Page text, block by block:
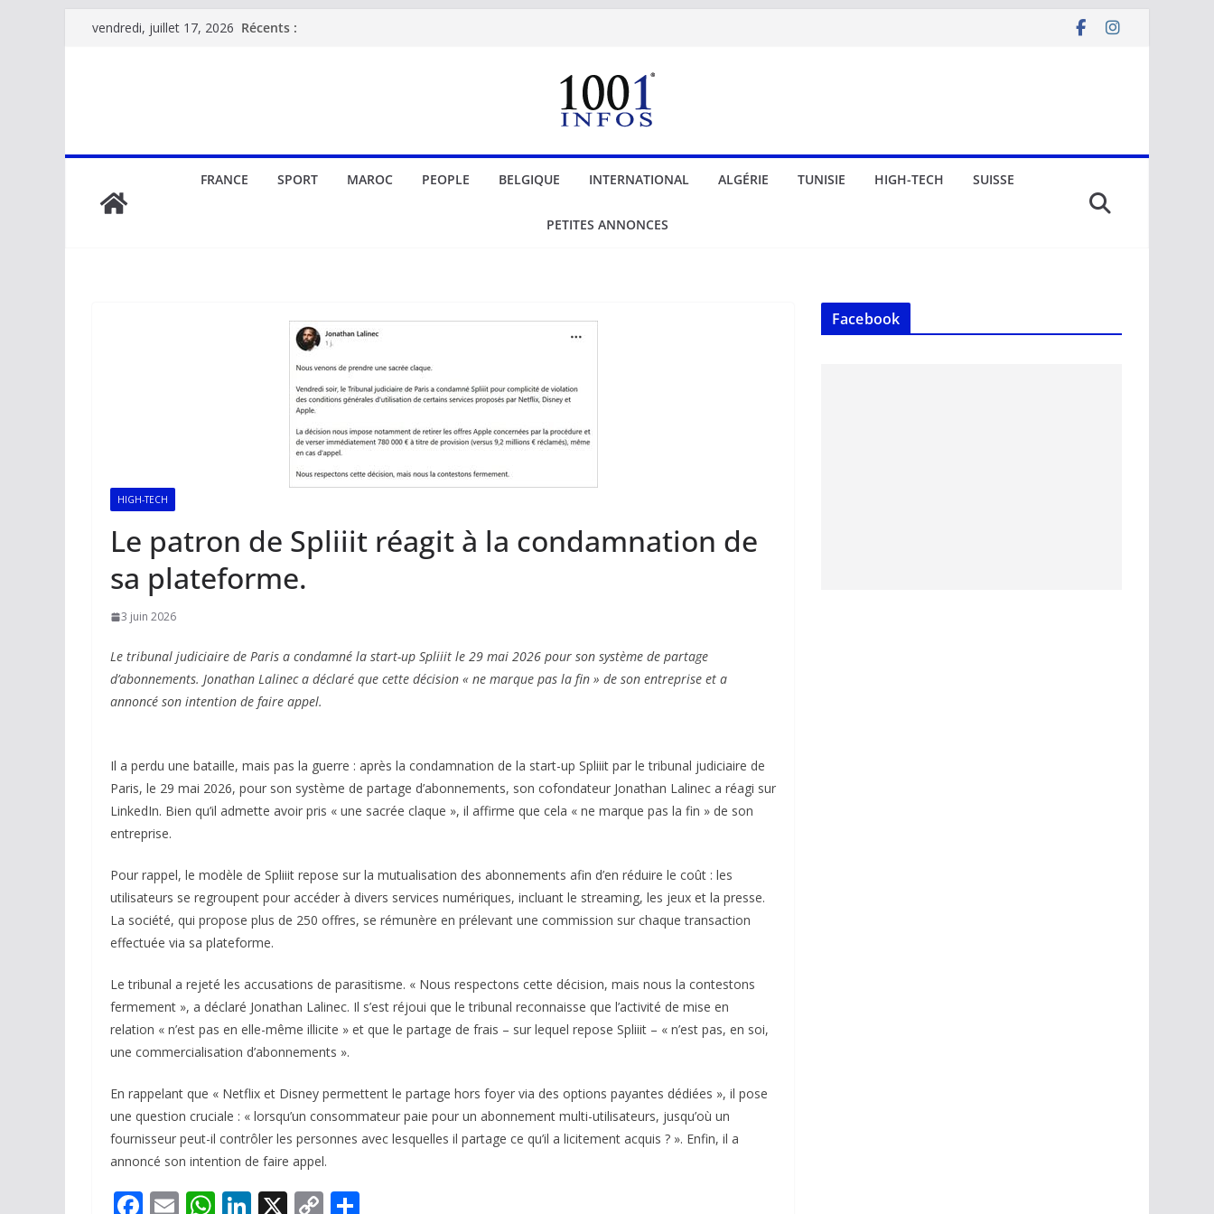
Passervendredi, juillet 17, 2026 Récents :
FRANCE SPORT MAROC PEOPLE BELGIQUE INTERNATIONAL ALGÉRIE TUNISIE HIGH-TECH SUISSE
PETITES ANNONCES
HIGH-TECH
Le patron de Spliiit réagit à la condamnation de
sa plateforme.
3 juin 2026
Le tribunal judiciaire de Paris a condamné la start-up Spliiit le 29 mai 2026 pour son système de partage
d’abonnements. Jonathan Lalinec a déclaré que cette décision « ne marque pas la fin » de son entreprise et a
annoncé son intention de faire appel.
Il a perdu une bataille, mais pas la guerre : après la condamnation de la start-up Spliiit par le tribunal judiciaire de
Paris, le 29 mai 2026, pour son système de partage d’abonnements, son cofondateur Jonathan Lalinec a réagi sur
LinkedIn. Bien qu’il admette avoir pris « une sacrée claque », il affirme que cela « ne marque pas la fin » de son
entreprise.
Pour rappel, le modèle de Spliiit repose sur la mutualisation des abonnements afin d’en réduire le coût : les
utilisateurs se regroupent pour accéder à divers services numériques, incluant le streaming, les jeux et la presse.
La société, qui propose plus de 250 offres, se rémunère en prélevant une commission sur chaque transaction
effectuée via sa plateforme.
Le tribunal a rejeté les accusations de parasitisme. « Nous respectons cette décision, mais nous la contestons
fermement », a déclaré Jonathan Lalinec. Il s’est réjoui que le tribunal reconnaisse que l’activité de mise en
relation « n’est pas en elle-même illicite » et que le partage de frais – sur lequel repose Spliiit – « n’est pas, en soi,
une commercialisation d’abonnements ».
En rappelant que « Netflix et Disney permettent le partage hors foyer via des options payantes dédiées », il pose
une question cruciale : « lorsqu’un consommateur paie pour un abonnement multi-utilisateurs, jusqu’où un
fournisseur peut-il contrôler les personnes avec lesquelles il partage ce qu’il a licitement acquis ? ». Enfin, il a
annoncé son intention de faire appel.
F E W Li X C
Facebook